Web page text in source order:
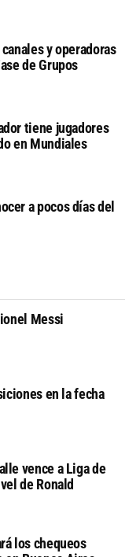
y operadoras
de Grupos
tiene jugadores
en Mundiales
a pocos días del
Messi
en la fecha
vence a Liga de
de Ronald
los chequeos